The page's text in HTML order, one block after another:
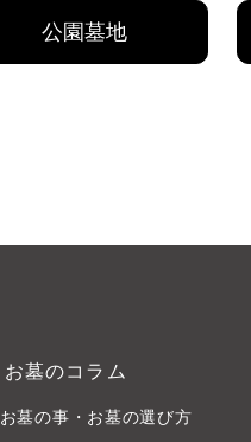
公園墓地
お墓のコラム
お墓の事・お墓の選び方